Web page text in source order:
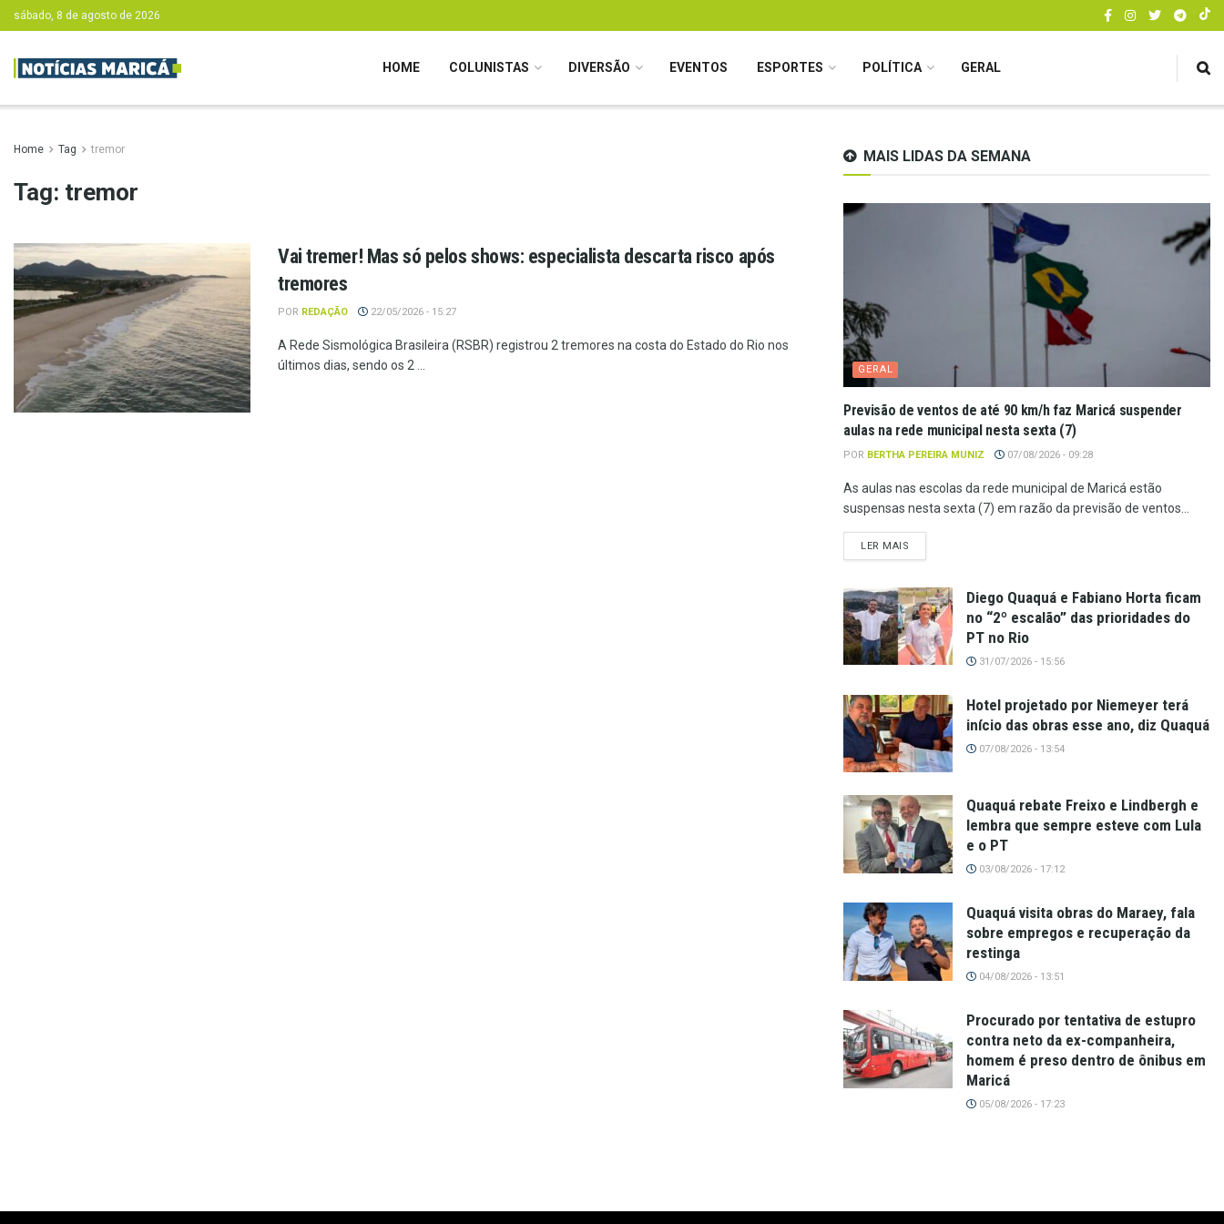
sábado, 8 de agosto de 2026
HOME COLUNISTAS DIVERSÃO EVENTOS ESPORTES POLÍTICA GERAL
Home Tag tremor
Tag: tremor
Vai tremer! Mas só pelos shows: especialista descarta risco após
tremores
POR REDAÇÃO 22/05/2026 - 15:27
A Rede Sismológica Brasileira (RSBR) registrou 2 tremores na costa do Estado do Rio nos
últimos dias, sendo os 2 ...
MAIS LIDAS DA SEMANA
GERAL
Previsão de ventos de até 90 km/h faz Maricá suspender
aulas na rede municipal nesta sexta (7)
POR BERTHA PEREIRA MUNIZ 07/08/2026 - 09:28
As aulas nas escolas da rede municipal de Maricá estão
suspensas nesta sexta (7) em razão da previsão de ventos...
LER MAIS
Diego Quaquá e Fabiano Horta ficam
no “2º escalão” das prioridades do
PT no Rio
31/07/2026 - 15:56
Hotel projetado por Niemeyer terá
início das obras esse ano, diz Quaquá
07/08/2026 - 13:54
Quaquá rebate Freixo e Lindbergh e
lembra que sempre esteve com Lula
e o PT
03/08/2026 - 17:12
Quaquá visita obras do Maraey, fala
sobre empregos e recuperação da
restinga
04/08/2026 - 13:51
Procurado por tentativa de estupro
contra neto da ex-companheira,
homem é preso dentro de ônibus em
Maricá
05/08/2026 - 17:23